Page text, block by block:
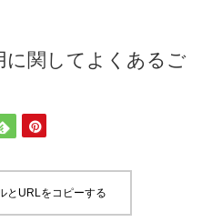
に関してよくあるご
とURLをコピーする